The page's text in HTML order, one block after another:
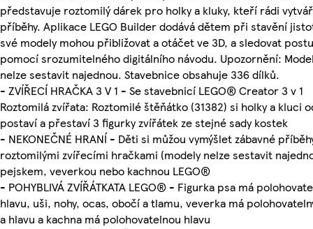
představuje roztomilý dárek pro holky a kluky, kteří rádi
příběhy. Aplikace LEGO Builder dodává dětem při stavění
své modely mohou přibližovat a otáčet ve 3D, a sledovat
pomocí srozumitelného digitálního návodu. Upozornění:
nelze sestavit najednou. Stavebnice obsahuje 336 dílků.
- ZVÍŘECÍ HRAČKA 3 V 1 - Se stavebnicí LEGO® Creator 3 v 1
Roztomilá zvířata: Roztomilé štěňátko (31382) si holky a kluci
postaví a přestaví 3 figurky zvířátek ze stejné sady kostek
- NEKONEČNÉ HRANÍ - Děti si můžou vymýšlet zábavné
roztomilými zvířecími hračkami (modely nelze sestavit
pejskem, veverkou nebo kachnou LEGO®
- POHYBLIVÁ ZVÍŘÁTKATA LEGO® - Figurka psa má
hlavu, uši, nohy, ocas, obočí a tlamu, veverka má
a hlavu a kachna má polohovatelnou hlavu